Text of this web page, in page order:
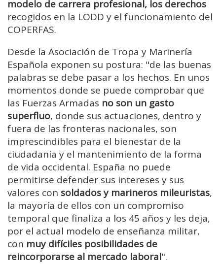
modelo de carrera profesional, los derechos
recogidos en la LODD y el funcionamiento del
COPERFAS.
Desde la Asociación de Tropa y Marinería
Española exponen su postura: "de las buenas
palabras se debe pasar a los hechos. En unos
momentos donde se puede comprobar que
las Fuerzas Armadas no son un gasto
superfluo, donde sus actuaciones, dentro y
fuera de las fronteras nacionales, son
imprescindibles para el bienestar de la
ciudadanía y el mantenimiento de la forma
de vida occidental. España no puede
permitirse defender sus intereses y sus
valores con soldados y marineros mileuristas,
la mayoría de ellos con un compromiso
temporal que finaliza a los 45 años y les deja,
por el actual modelo de enseñanza militar,
con muy difíciles posibilidades de
reincorporarse al mercado laboral".